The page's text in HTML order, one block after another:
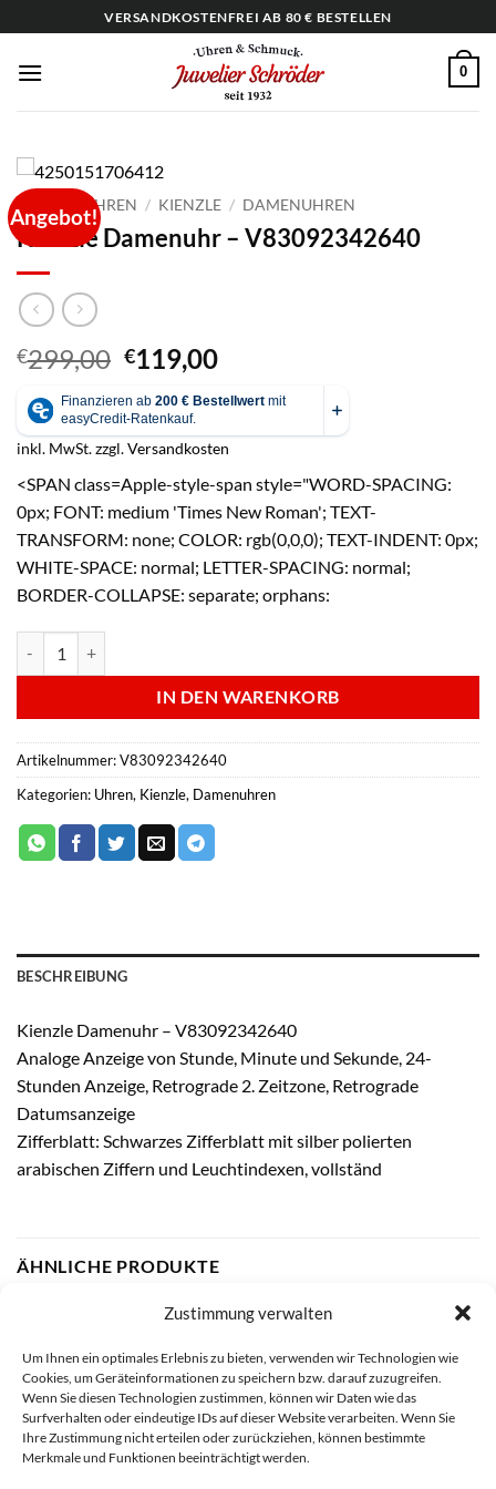
Zustimmung verwalten
Um Ihnen ein optimales Erlebnis zu bieten, verwenden wir Technologien wie
Cookies, um Geräteinformationen zu speichern bzw. darauf zuzugreifen.
Wenn Sie diesen Technologien zustimmen, können wir Daten wie das
Surfverhalten oder eindeutige IDs auf dieser Website verarbeiten. Wenn Sie
Ihre Zustimmung nicht erteilen oder zurückziehen, können bestimmte
Merkmale und Funktionen beeinträchtigt werden.
Inhalt
springen
VERSANDKOSTENFREI AB 80 € BESTELLEN
0
Angebot!
START UHREN / KIENZLE / DAMENUHREN
Kienzle Damenuhr – V83092342640
€299,00 Ursprünglicher
Preis
war:
€299,00
€119,00Aktueller
ist:
€119,00.
inkl. MwSt.zzgl.Versandkosten
<SPAN class=Apple-style-span style="WORD-SPACING:
0px; FONT: medium 'Times New Roman'; TEXT-
TRANSFORM: none; COLOR: rgb(0,0,0); TEXT-INDENT: 0px;
WHITE-SPACE: normal; LETTER-SPACING: normal;
BORDER-COLLAPSE: separate; orphans:
IN DEN WARENKORB
Artikelnummer:V83092342640
Kategorien: Uhren, Kienzle, Damenuhren
BESCHREIBUNG
Kienzle Damenuhr – V83092342640
Analoge Anzeige von Stunde, Minute und Sekunde, 24-
Stunden Anzeige, Retrograde 2. Zeitzone, Retrograde
Datumsanzeige
Zifferblatt: Schwarzes Zifferblatt mit silber polierten
arabischen Ziffern und Leuchtindexen, vollständ
ÄHNLICHE PRODUKTE
Sonstiges Herrenarmbanduhr –
1-200346-001
€59,90
Sonstiges Herrenarmbanduhr –
1-201928-001
€ 69,90